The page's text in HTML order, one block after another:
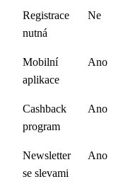
Registrace
nutná
Ne
Mobilní
aplikace
Ano
Cashback
program
Ano
Newsletter
se slevami
Ano